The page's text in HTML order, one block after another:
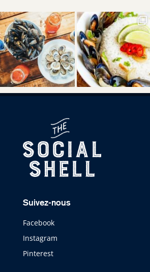
Suivez-nous
Facebook
Instagram
Pinterest